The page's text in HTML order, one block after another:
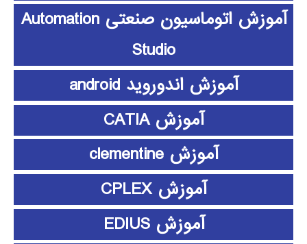
آموزش اتوماسیون صنعتی Automation
Studio
آموزش اندوروید android
آموزش CATIA
آموزش clementine
آموزش CPLEX
آموزش EDIUS